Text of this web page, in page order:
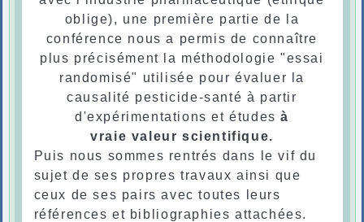
oblige), une première partie de la
conférence nous a permis de connaître
plus précisément la méthodologie "essai
randomisé" utilisée pour évaluer la
causalité pesticide-santé à partir
d'expérimentations et étudesà
vraie valeur scientifique.
Puis nous sommes rentrés dans le vif du
sujet de ses propres travaux ainsi que
ceux de ses pairs avec toutes leurs
références et bibliographies attachées.